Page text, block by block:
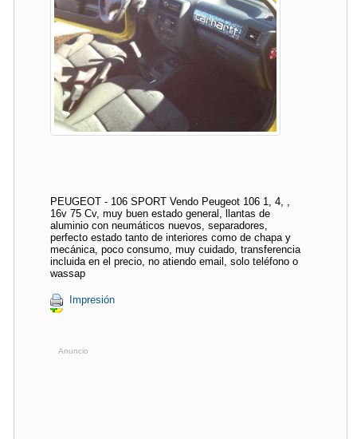
PEUGEOT - 106 SPORT Vendo Peugeot 106 1, 4, ,
16v 75 Cv, muy buen estado general, llantas de
aluminio con neumáticos nuevos, separadores,
perfecto estado tanto de interiores como de chapa y
mecánica, poco consumo, muy cuidado, transferencia
incluida en el precio, no atiendo email, solo teléfono o
wassap
Impresión
Anuncio